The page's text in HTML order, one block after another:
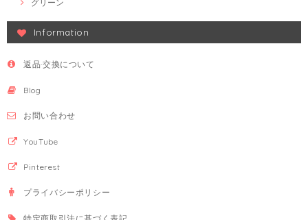
グリーン
Information
返品·交換について
Blog
お問い合わせ
YouTube
Pinterest
プライバシーポリシー